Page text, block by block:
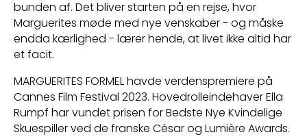
bunden af. Det bliver starten på en rejse, hvor
Marguerites møde med nye venskaber - og måske
endda kærlighed - lærer hende, at livet ikke altid har
et facit.
MARGUERITES FORMEL havde verdenspremiere på
Cannes Film Festival 2023. Hovedrolleindehaver Ella
Rumpf har vundet prisen for Bedste Nye Kvindelige
Skuespiller ved de franske César og Lumière Awards.